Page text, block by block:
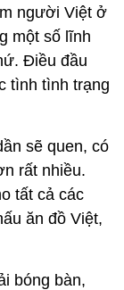
người Việt ở
một số lĩnh
Điều đầu
tình tình trạng
sẽ quen, có
rất nhiều.
tất cả các
ăn đồ Việt,
bóng bàn,